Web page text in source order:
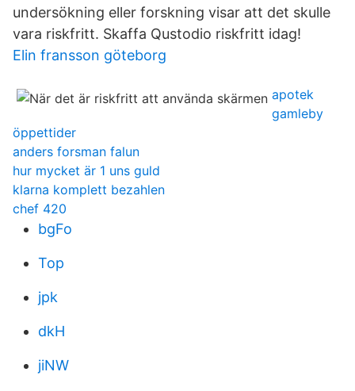
undersökning eller forskning visar att det skulle
vara riskfritt. Skaffa Qustodio riskfritt idag!
Elin fransson göteborg
apotek
gamleby
öppettider
anders forsman falun
hur mycket är 1 uns guld
klarna komplett bezahlen
chef 420
bgFo
Top
jpk
dkH
jiNW